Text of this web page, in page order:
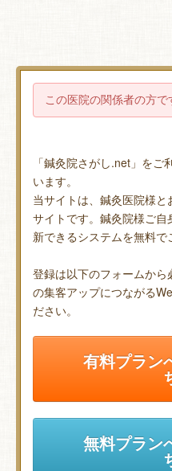
この医院の関係者の方で
「鍼灸院さがし.net」を
います。
当サイトは、鍼灸医院様
サイトです。鍼灸院様ご
新できるシステムを無料で
登録は以下のフォームか
の集客アップにつながる
ださい。
有料プラン
無料プラン